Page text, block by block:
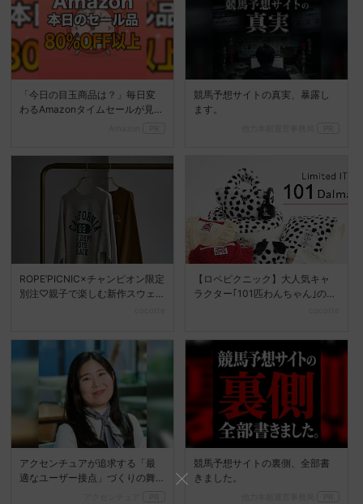
「今日の目玉商品は？」毎日変
わるAmazonタイムセールが見逃
競馬予想サイトの真実、暴露し
ます。
ROPE’PICNIC×チャンピオン限定
別注♡親子で楽しむ新作スウェ
【ロペピクニック】大人気キャ
ラクター｢101匹わんちゃん｣のス
アクセンチュアが追求する「最
適なユーザー接点」づくりの舞
競馬予想サイトの裏側、全部書
きました。